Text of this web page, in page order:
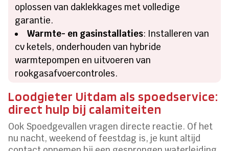
oplossen van daklekkages met volledige
garantie.
Warmte- en gasinstallaties: Installeren van
cv ketels, onderhouden van hybride
warmtepompen en uitvoeren van
rookgasafvoercontroles.
Loodgieter Uitdam als spoedservice:
direct hulp bij calamiteiten
Ook Spoedgevallen vragen directe reactie. Of het
nu nacht, weekend of feestdag is, je kunt altijd